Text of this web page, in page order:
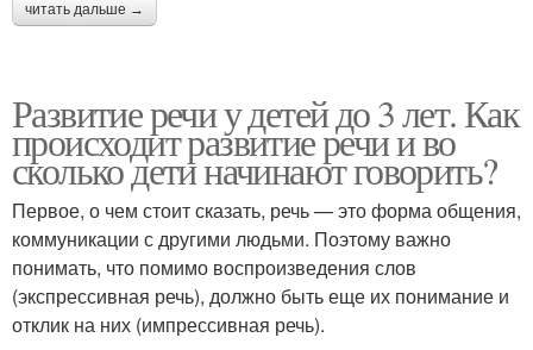
читать дальше →
Развитие речи у детей до 3 лет. Как
происходит развитие речи и во
сколько дети начинают говорить?
Первое, о чем стоит сказать, речь — это форма общения,
коммуникации с другими людьми. Поэтому важно
понимать, что помимо воспроизведения слов
(экспрессивная речь), должно быть еще их понимание и
отклик на них (импрессивная речь).